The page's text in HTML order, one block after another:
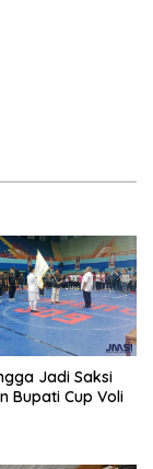
Jadi Saksi
Bupati Cup Voli